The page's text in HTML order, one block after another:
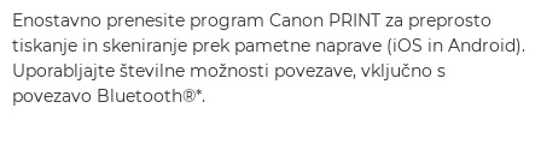
Enostavno prenesite program Canon PRINT za preprosto
tiskanje in skeniranje prek pametne naprave (iOS in Android).
Uporabljajte številne možnosti povezave, vključno s
povezavo Bluetooth®*.